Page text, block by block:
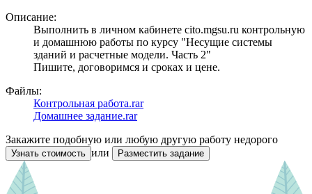
Описание:
Выполнить в личном кабинете cito.mgsu.ru контрольную
и домашнюю работы по курсу "Несущие системы
зданий и расчетные модели. Часть 2"
Пишите, договоримся и сроках и цене.
Файлы:
Контрольная работа.rar
Домашнее задание.rar
Закажите подобную или любую другую работу недорого
Узнать стоимость или Разместить задание